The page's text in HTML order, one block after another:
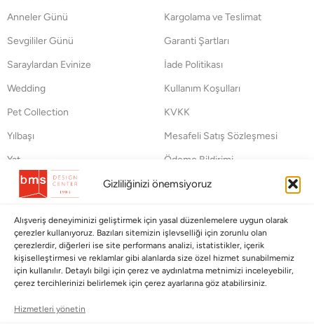
Gizliliğinizi önemsiyoruz
Alışveriş deneyiminizi geliştirmek için yasal düzenlemelere uygun olarak
çerezler kullanıyoruz. Bazıları sitemizin işlevselliği için zorunlu olan
çerezlerdir, diğerleri ise site performans analizi, istatistikler, içerik
kişiselleştirmesi ve reklamlar gibi alanlarda size özel hizmet sunabilmemiz
için kullanılır. Detaylı bilgi için çerez ve aydınlatma metnimizi inceleyebilir,
çerez tercihlerinizi belirlemek için çerez ayarlarına göz atabilirsiniz.
Hizmetleri yönetin
Anneler Günü
Sevgililer Günü
Saraylardan Evinize
Wedding
Pet Collection
Yılbaşı
Yat
Kargolama ve Teslimat
Garanti Şartları
İade Politikası
Kullanım Koşulları
KVKK
Mesafeli Satış Sözleşmesi
Ödeme Bildirimi
Hata Bildirim Formu
BÜLTENİMİZE ABONE OLUN
Kayıt olun ve fırsatlardan ilk siz yararlanın!
Bültenimize Abone Olun